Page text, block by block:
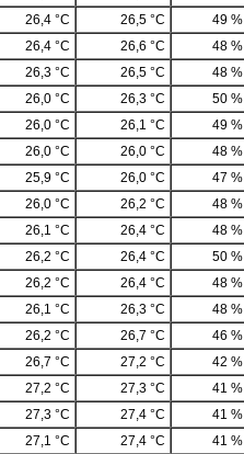
26,4 °C 26,5 °C
49 %
26,4 °C 26,6 °C
48 %
26,3 °C 26,5 °C
48 %
26,0 °C 26,3 °C
50 %
26,0 °C 26,1 °C
49 %
26,0 °C 26,0 °C
48 %
25,9 °C 26,0 °C
47 %
26,0 °C 26,2 °C
48 %
26,1 °C 26,4 °C
48 %
26,2 °C 26,4 °C
50 %
26,2 °C 26,4 °C
48 %
26,1 °C 26,3 °C
48 %
26,2 °C 26,7 °C
46 %
26,7 °C 27,2 °C
42 %
27,2 °C 27,3 °C
41 %
27,3 °C 27,4 °C
41 %
27,1 °C 27,4 °C
41 %